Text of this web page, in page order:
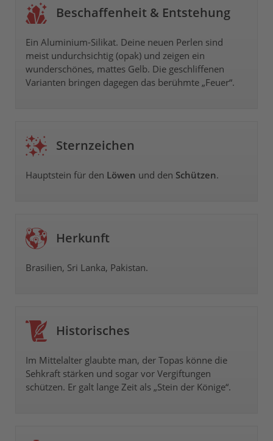
Beschaffenheit & Entstehung
Ein Aluminium-Silikat. Deine neuen Perlen sind
meist undurchsichtig (opak) und zeigen ein
wunderschönes, mattes Gelb. Die geschliffenen
Varianten bringen dagegen das berühmte „Feuer“.
Sternzeichen
Hauptstein für den Löwen und den Schützen.
Herkunft
Brasilien, Sri Lanka, Pakistan.
Historisches
Im Mittelalter glaubte man, der Topas könne die
Sehkraft stärken und sogar vor Vergiftungen
schützen. Er galt lange Zeit als „Stein der Könige“.